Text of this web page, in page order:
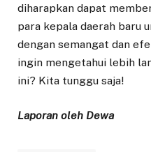
diharapkan dapat
para kepala daerah baru
dengan semangat dan
ingin mengetahui lebih
ini? Kita tunggu saja!
Laporan oleh Dewa